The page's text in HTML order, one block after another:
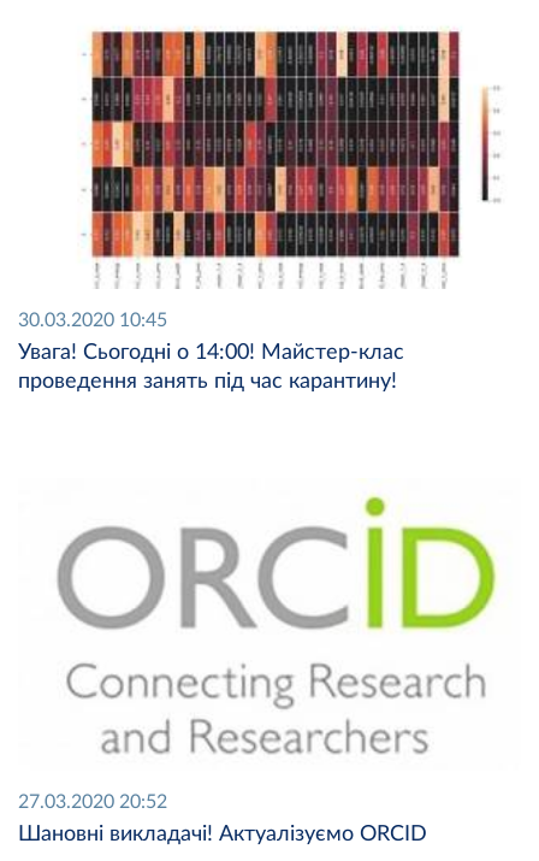
30.03.2020 10:45
Увага! Сьогодні о 14:00! Майстер-клас
проведення занять під час карантину!
27.03.2020 20:52
Шановні викладачі! Актуалізуємо ORCID